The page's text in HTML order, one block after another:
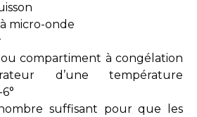
micro-onde
compartiment à congélation
d’une température
suffisant pour que les